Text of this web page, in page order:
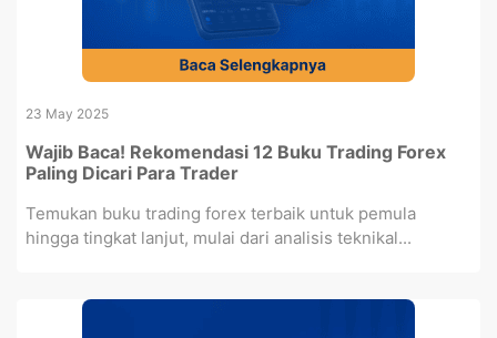
23 May 2025
Wajib Baca! Rekomendasi 12 Buku Trading Forex
Paling Dicari Para Trader
Temukan buku trading forex terbaik untuk pemula
hingga tingkat lanjut, mulai dari analisis teknikal...